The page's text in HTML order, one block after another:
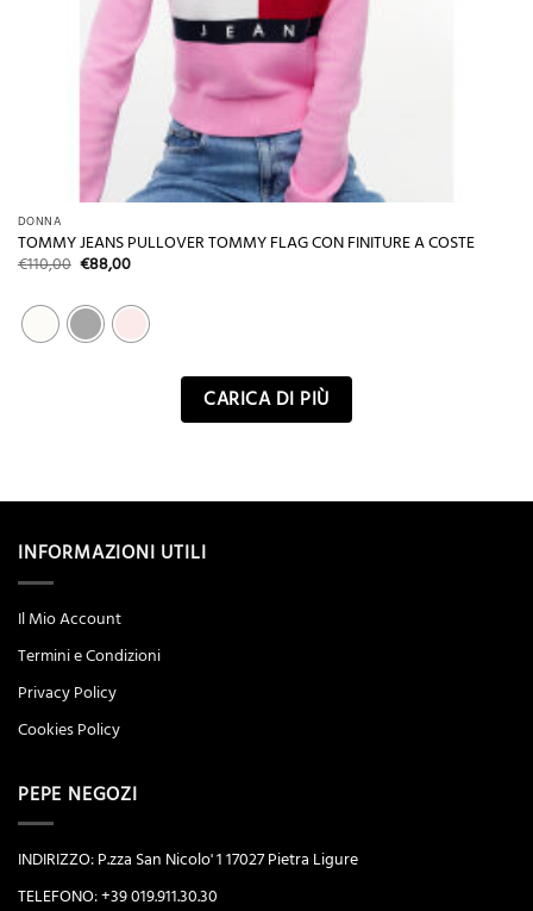
DONNA
TOMMY JEANS PULLOVER TOMMY FLAG CON FINITURE A COSTE
€110,00 Il
prezzo
era:
€110,00.
€88,00Il
è:
€88,00.
CARICA DI PIÙ
INFORMAZIONI UTILI
Il Mio Account
Termini e Condizioni
Privacy Policy
Cookies Policy
PEPE NEGOZI
INDIRIZZO: P.zza San Nicolo' 1 17027 Pietra Ligure
TELEFONO: +39 019.911.30.30